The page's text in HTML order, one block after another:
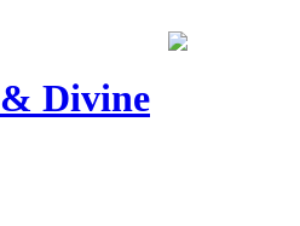
& Divine